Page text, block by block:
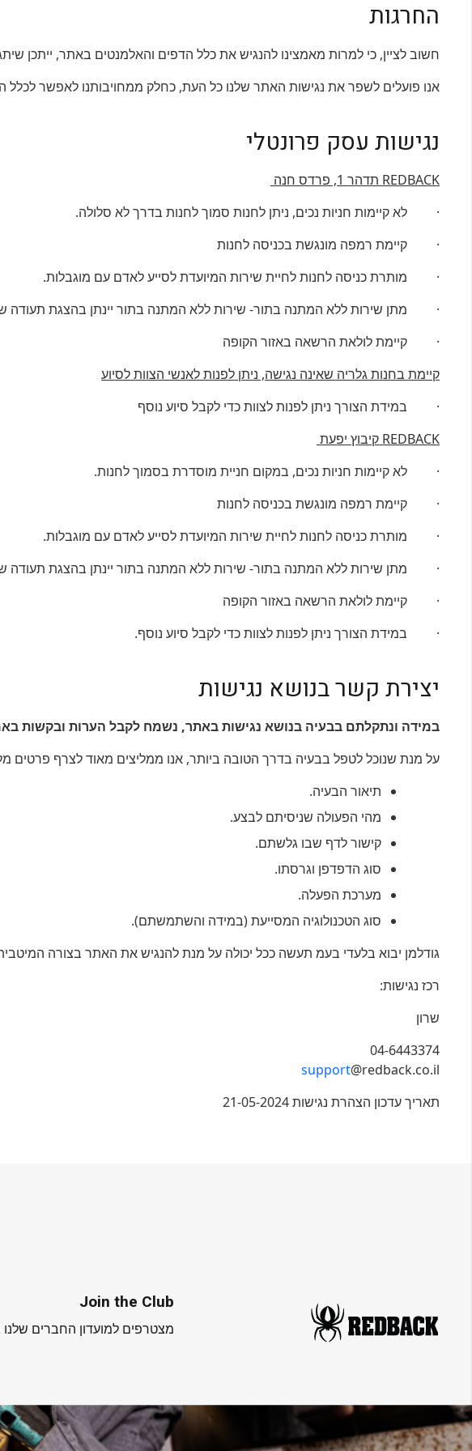
החרגות
חשוב לציין, כי למרות מאמצינו להנגיש את כלל הדפים והאלמנטים באתר, ייתכן
אנו פועלים לשפר את נגישות האתר שלנו כל העת, כחלק ממחויבותנו לאפשר לכלל
נגישות עסק פרונטלי
REDBACK תדהר 1, פרדס חנה
· לא קיימות חניות נכים, ניתן לחנות סמוך לחנות בדרך לא סלולה.
· קיימת רמפה מונגשת בכניסה לחנות
· מותרת כניסה לחנות לחיית שירות המיועדת לסייע לאדם עם מוגבלות.
· מתן שירות ללא המתנה בתור- שירות ללא המתנה בתור יינתן בהצגת תעודה
· קיימת לולאת הרשאה באזור הקופה
קיימת בחנות גלריה שאינה נגישה, ניתן לפנות לאנשי הצוות לסיוע
· במידת הצורך ניתן לפנות לצוות כדי לקבל סיוע נוסף
REDBACK קיבוץ יפעת
· לא קיימות חניות נכים, במקום חניית מוסדרת בסמוך לחנות.
· קיימת רמפה מונגשת בכניסה לחנות
· מותרת כניסה לחנות לחיית שירות המיועדת לסייע לאדם עם מוגבלות.
· מתן שירות ללא המתנה בתור- שירות ללא המתנה בתור יינתן בהצגת תעודה
· קיימת לולאת הרשאה באזור הקופה
· במידת הצורך ניתן לפנות לצוות כדי לקבל סיוע נוסף.
יצירת קשר בנושא נגישות
במידה ונתקלתם בבעיה בנושא נגישות באתר, נשמח לקבל הערות ובקשות
על מנת שנוכל לטפל בבעיה בדרך הטובה ביותר, אנו ממליצים מאוד לצרף פרטים
תיאור הבעיה.
מהי הפעולה שניסיתם לבצע.
קישור לדף שבו גלשתם.
סוג הדפדפן וגרסתו.
מערכת הפעלה.
סוג הטכנולוגיה המסייעת (במידה והשתמשתם).
גודלמן יבוא בלעדי בעמ תעשה ככל יכולה על מנת להנגיש את האתר בצורה
רכז נגישות:
שרון
04-6443374
support@redback.co.il
תאריך עדכון הצהרת נגישות 21-05-2024
Join the Club
מצטרפים למועדון החברים